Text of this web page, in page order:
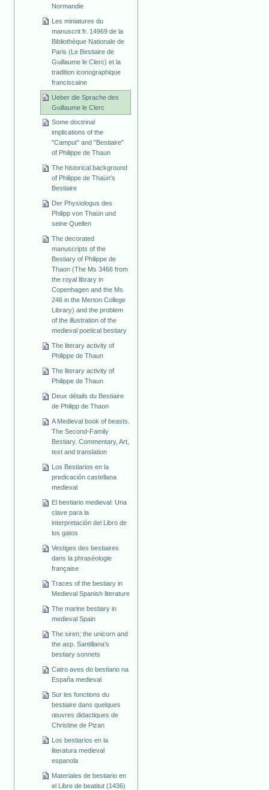
Normandie
Les miniatures du
manuscrit fr. 14969 de la
Bibliothèque Nationale de
Paris (Le Bestiaire de
Guillaume le Clerc) et la
tradition iconographique
franciscaine
Ueber die Sprache des
Guillaume le Clerc
Some doctrinal
implications of the
"Camput" and "Bestiaire"
of Philippe de Thaun
The historical background
of Philippe de Thaün's
Bestiaire
Der Physiologus des
Philipp von Thaün und
seine Quellen
The decorated
manuscripts of the
Bestiary of Philippe de
Thaon (The Ms 3466 from
the royal library in
Copenhagen and the Ms
246 in the Merton College
Library) and the problem
of the illustration of the
medieval poetical bestiary
The literary activity of
Philippe de Thaun
The literary activity of
Philippe de Thaun
Deux détails du Bestiaire
de Philipp de Thaon
A Medieval book of beasts.
The Second-Family
Bestiary. Commentary, Art,
text and translation
Los Bestiarios en la
predicación castellana
medieval
El bestiario medieval: Una
clave para la
interpretación del Libro de
los gatos
Vestiges des bestiaires
dans la phraséologie
française
Traces of the bestiary in
Medieval Spanish literature
The marine bestiary in
medieval Spain
The siren; the unicorn and
the asp. Santillana's
bestiary sonnets
Catro aves do bestiario na
España medieval
Sur les fonctions du
bestiaire dans quelques
œuvres didactiques de
Christine de Pizan
Los bestiarios en la
literatura medieval
espanola
Materiales de bestiario en
el Libre de beatitut (1436)